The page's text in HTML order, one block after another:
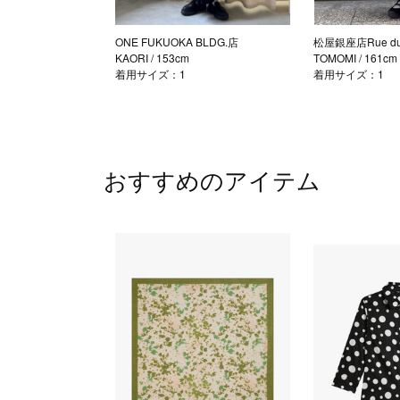
ONE FUKUOKA BLDG.店
KAORI/ 153cm
着用サイズ：1
松屋銀座店Rue
TOMOMI/ 161cm
着用サイズ：1
おすすめのアイテム